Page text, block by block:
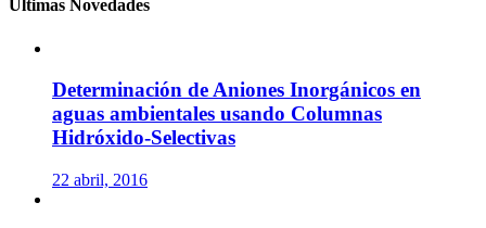
Últimas Novedades
Determinación de Aniones Inorgánicos en
aguas ambientales usando Columnas
Hidróxido-Selectivas
22 abril, 2016